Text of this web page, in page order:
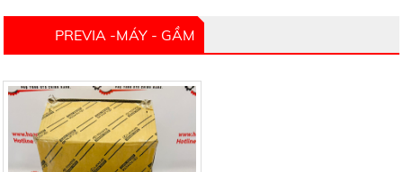
PREVIA -MÁY - GẦM